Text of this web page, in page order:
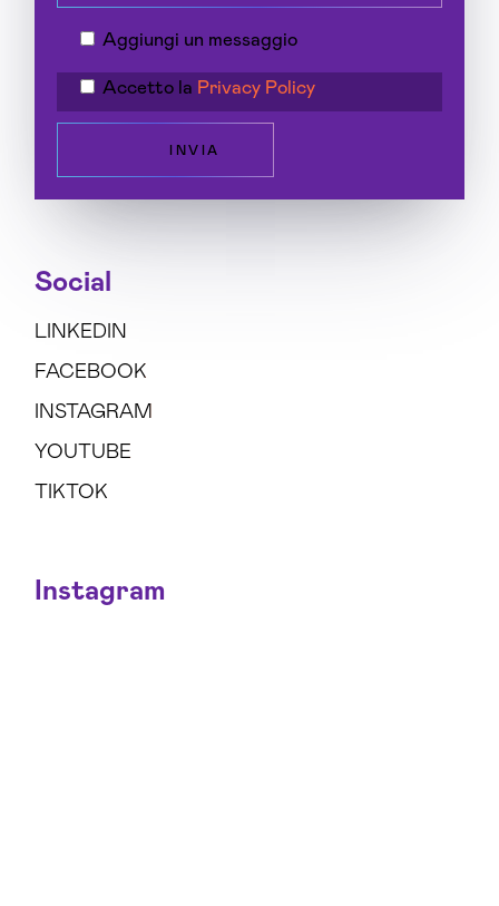
Aggiungi un messaggio
Accetto la Privacy Policy
INVIA
Social
LINKEDIN
FACEBOOK
INSTAGRAM
YOUTUBE
TIKTOK
Instagram